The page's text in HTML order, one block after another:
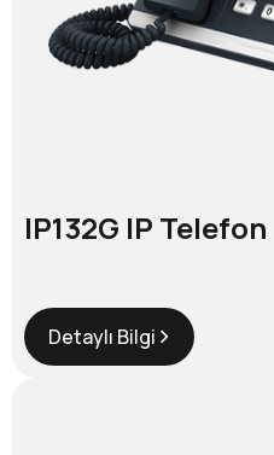
IP132G IP Telefon
Detaylı Bilgi